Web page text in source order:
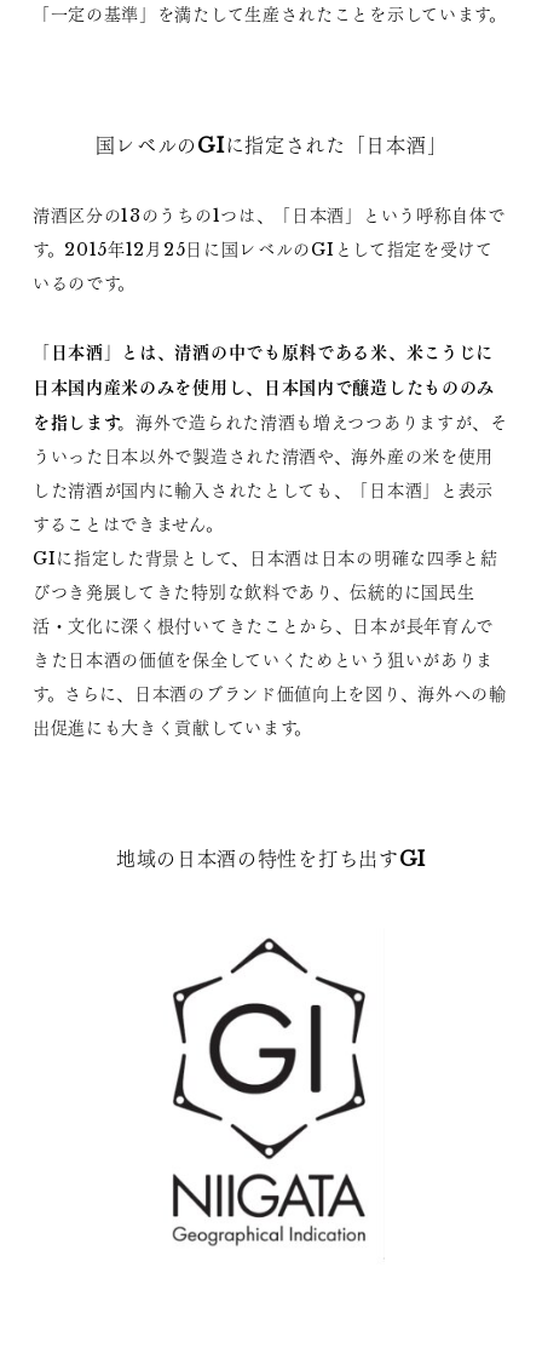
「一定の基準」を満たして生産されたことを示しています。
国レベルのGIに指定された「日本酒」
清酒区分の13のうちの1つは、「日本酒」という呼称自体で
す。2015年12月25日に国レベルのGIとして指定を受けて
いるのです。
「日本酒」とは、清酒の中でも原料である米、米こうじに
日本国内産米のみを使用し、日本国内で醸造したもののみ
を指します。海外で造られた清酒も増えつつありますが、そ
ういった日本以外で製造された清酒や、海外産の米を使用
した清酒が国内に輸入されたとしても、「日本酒」と表示
することはできません。
GIに指定した背景として、日本酒は日本の明確な四季と結
びつき発展してきた特別な飲料であり、伝統的に国民生
活・文化に深く根付いてきたことから、日本が長年育んで
きた日本酒の価値を保全していくためという狙いがありま
す。さらに、日本酒のブランド価値向上を図り、海外への輸
出促進にも大きく貢献しています。
地域の日本酒の特性を打ち出すGI